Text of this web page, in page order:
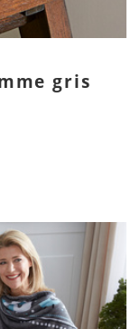
gris